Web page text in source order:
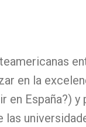
en la
España?)